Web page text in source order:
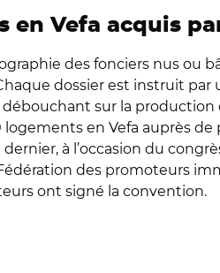
en Vefa acquis
des fonciers nus ou
dossier est instruit par
sur la production
logements en Vefa auprès
à l’occasion du
des promoteurs
ont signé la convention.